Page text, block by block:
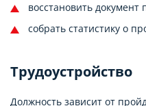
восстановить документ
собрать статистику о
Трудоустройство
Должность зависит от